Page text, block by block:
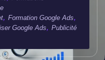
, Formation Google Ads,
Google Ads, Publicité